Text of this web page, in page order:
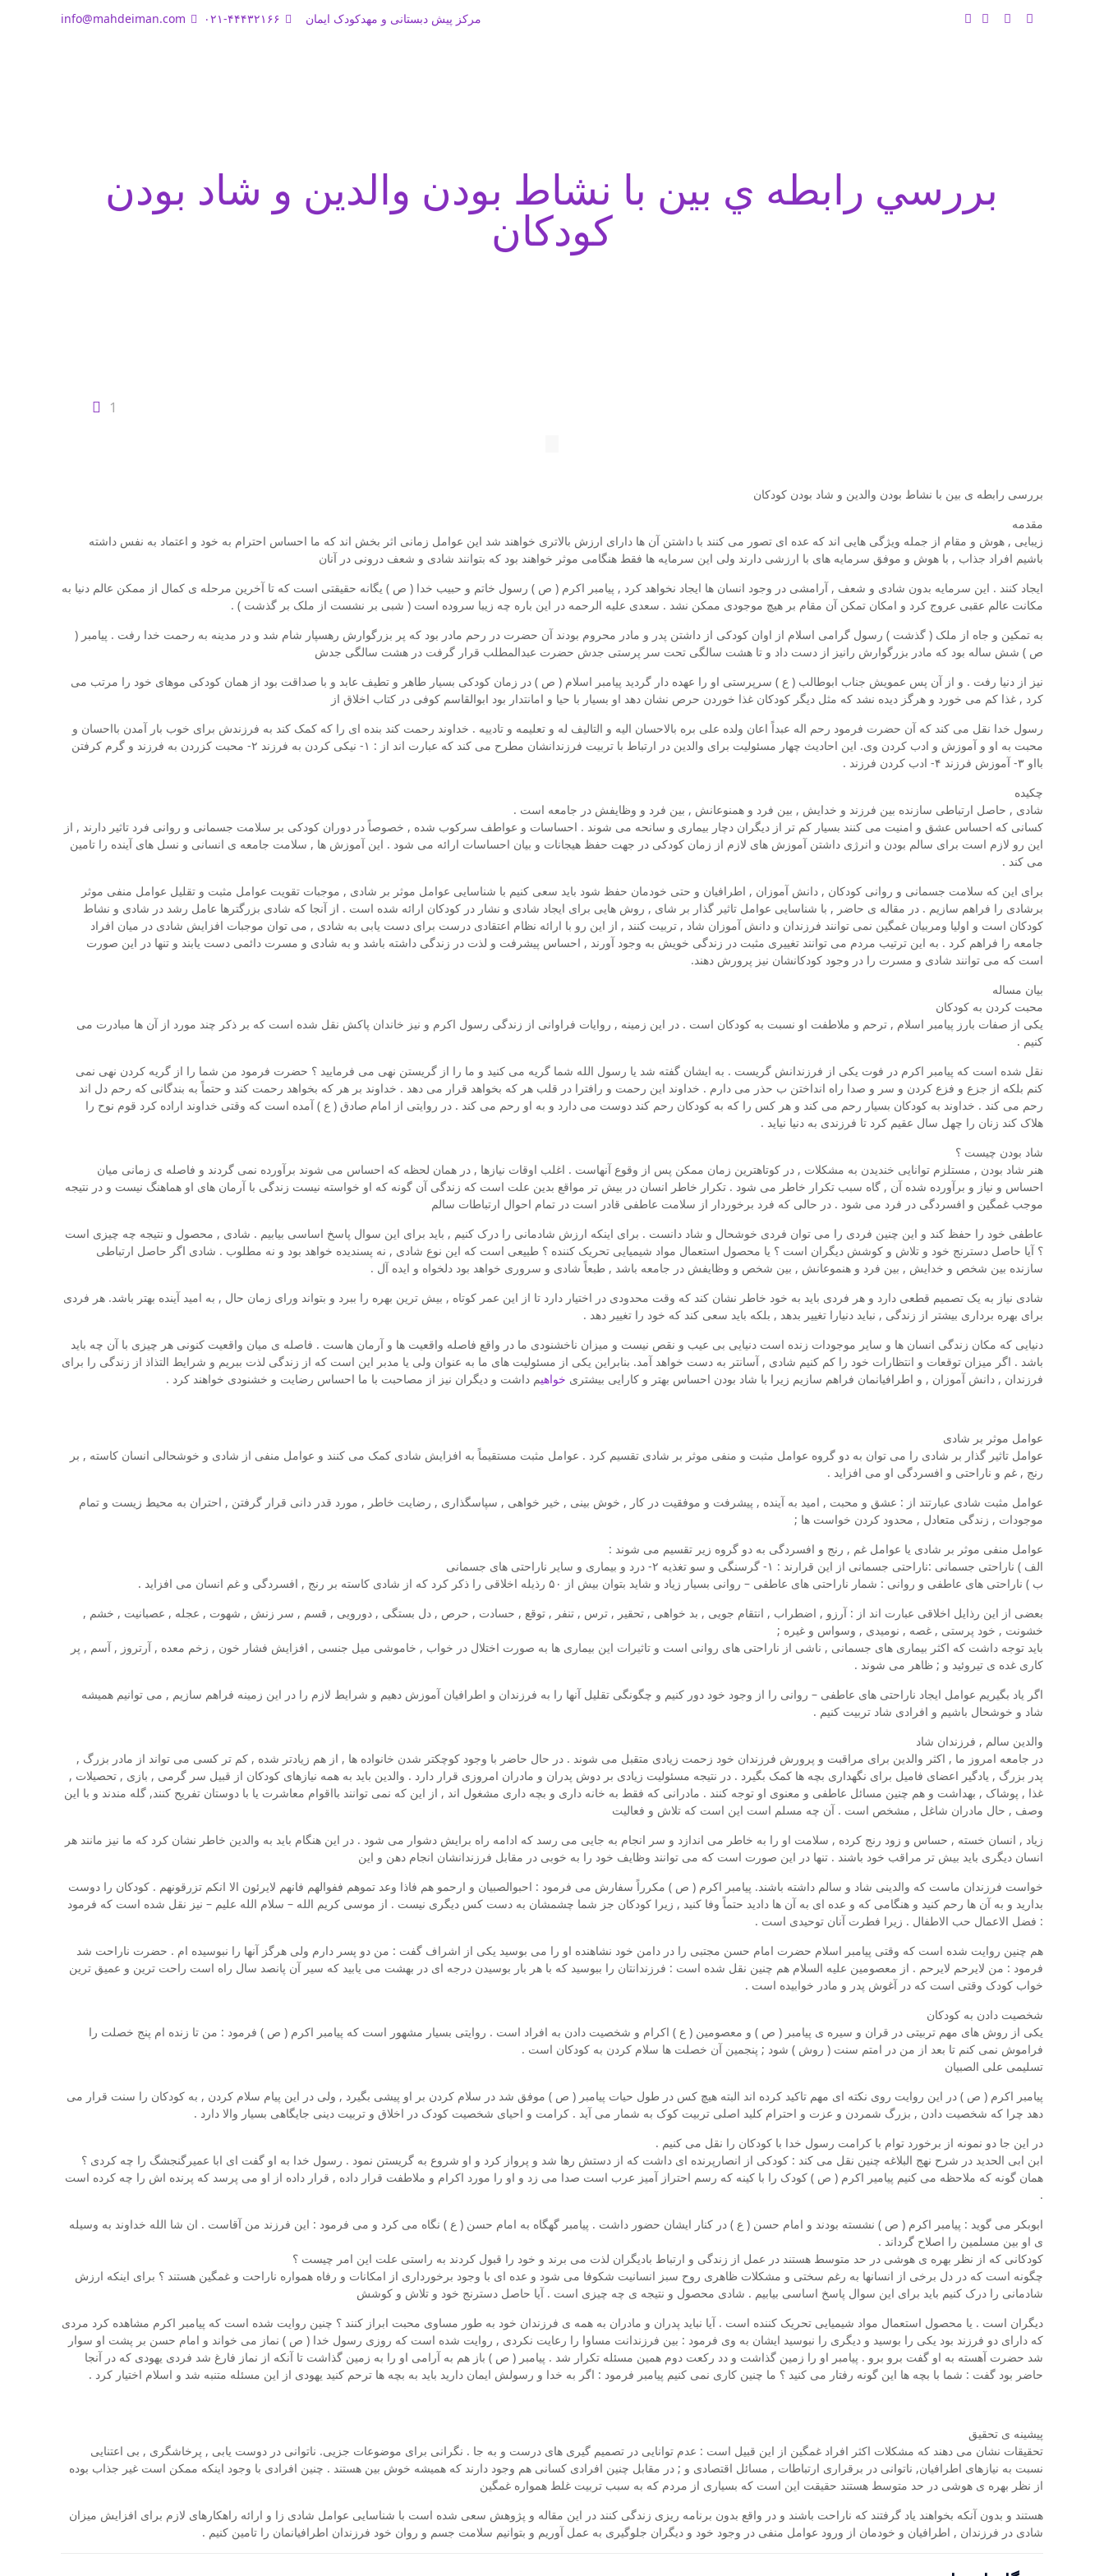
مرکز پیش دبستانی و مهدکودک ایمان ۰۲۱-۴۴۴۳۲۱۶۶ info@mahdeiman.com
بررسي رابطه ي بين با نشاط بودن والدين و شاد بودن
کودکان
1
بررسی رابطه ی بین با نشاط بودن والدین و شاد بودن کودکان
مقدمه
زیبایی , هوش و مقام از جمله ویژگی هایی اند که عده ای تصور می کنند با داشتن آن ها دارای ارزش بالاتری خواهند شد این عوامل زمانی اثر بخش اند که ما احساس احترام به خود و اعتماد به نفس داشته
باشیم افراد جذاب , با هوش و موفق سرمایه های با ارزشی دارند ولی این سرمایه ها فقط هنگامی موثر خواهند بود که بتوانند شادی و شعف درونی در آنان
ایجاد کنند . این سرمایه بدون شادی و شعف , آرامشی در وجود انسان ها ایجاد نخواهد کرد , پیامبر اکرم ( ص ) رسول خاتم و حبیب خدا ( ص ) یگانه حقیقتی است که تا آخرین مرحله ی کمال از ممکن عالم دنیا به
مکانت عالم عقبی عروج کرد و امکان تمکن آن مقام بر هیچ موجودی ممکن نشد . سعدی علیه الرحمه در این باره چه زیبا سروده است ( شبی بر نشست از ملک بر گذشت ) .
به تمکین و جاه از ملک ( گذشت ) رسول گرامی اسلام از اوان کودکی از داشتن پدر و مادر محروم بودند آن حضرت در رحم مادر بود که پر بزرگوارش رهسپار شام شد و در مدینه به رحمت خدا رفت . پیامبر (
ص ) شش ساله بود که مادر بزرگوارش رانیز از دست داد و تا هشت سالگی تحت سر پرستی جدش حضرت عبدالمطلب قرار گرفت در هشت سالگی جدش
نیز از دنیا رفت . و از آن پس عمویش جناب ابوطالب ( ع ) سرپرستی او را عهده دار گردید پیامبر اسلام ( ص ) در زمان کودکی بسیار طاهر و تطیف عابد و با صداقت بود از همان کودکی موهای خود را مرتب می
کرد , غذا کم می خورد و هرگز دیده نشد که مثل دیگر کودکان غذا خوردن حرص نشان دهد او بسیار با حیا و امانتدار بود ابوالقاسم کوفی در کتاب اخلاق از
رسول خدا نقل می کند که آن حضرت فرمود رحم اله عبداً اعان ولده علی بره بالاحسان الیه و التالیف له و تعلیمه و تادییه . خداوند رحمت کند بنده ای را که کمک کند به فرزندش برای خوب بار آمدن بااحسان و
محبت به او و آموزش و ادب کردن وی. این احادیث چهار مسئولیت برای والدین در ارتباط با تربیت فرزندانشان مطرح می کند که عبارت اند از : ۱- نیکی کردن به فرزند ۲- محبت کزردن به فرزند و گرم کرفتن
بااو ۳- آموزش فرزند ۴- ادب کردن فرزند .
چکیده
شادی , حاصل ارتباطی سازنده بین فرزند و خدایش , بین فرد و همنوعانش , بین فرد و وظایفش در جامعه است .
کسانی که احساس عشق و امنیت می کنند بسیار کم تر از دیگران دچار بیماری و سانحه می شوند . احساسات و عواطف سرکوب شده , خصوصاً در دوران کودکی بر سلامت جسمانی و روانی فرد تاثیر دارند , از
این رو لازم است برای سالم بودن و انرژی داشتن آموزش های لازم از زمان کودکی در جهت حفظ هیجانات و بیان احساسات ارائه می شود . این آموزش ها , سلامت جامعه ی انسانی و نسل های آینده را تامین
می کند .
برای این که سلامت جسمانی و روانی کودکان , دانش آموزان , اطرافیان و حتی خودمان حفظ شود باید سعی کنیم با شناسایی عوامل موثر بر شادی , موجبات تقویت عوامل مثبت و تقلیل عوامل منفی موثر
برشادی را فراهم سازیم . در مقاله ی حاضر , با شناسایی عوامل تاثیر گذار بر شای , روش هایی برای ایجاد شادی و نشار در کودکان ارائه شده است . از آنجا که شادی بزرگترها عامل رشد در شادی و نشاط
کودکان است و اولیا ومربیان غمگین نمی توانند فرزندان و دانش آموزان شاد , تربیت کنند , از این رو با ارائه نظام اعتقادی درست برای دست یابی به شادی , می توان موجبات افزایش شادی در میان افراد
جامعه را فراهم کرد . به این ترتیب مردم می توانند تغییری مثبت در زندگی خویش به وجود آورند , احساس پیشرفت و لذت در زندگی داشته باشد و به شادی و مسرت دائمی دست یابند و تنها در این صورت
است که می توانند شادی و مسرت را در وجود کودکانشان نیز پرورش دهند.
بیان مساله
محبت کردن به کودکان
یکی از صفات بارز پیامبر اسلام , ترحم و ملاطفت او نسبت به کودکان است . در این زمینه , روایات فراوانی از زندگی رسول اکرم و نیز خاندان پاکش نقل شده است که بر ذکر چند مورد از آن ها مبادرت می
کنیم .
نقل شده است که پیامبر اکرم در فوت یکی از فرزندانش گریست . به ایشان گفته شد یا رسول الله شما گریه می کنید و ما را از گریستن نهی می فرمایید ؟ حضرت فرمود من شما را از گریه کردن نهی نمی
کنم بلکه از جزع و فزع کردن و سر و صدا راه انداختن ب حذر می دارم . خداوند این رحمت و رافترا در قلب هر که بخواهد قرار می دهد . خداوند بر هر که بخواهد رحمت کند و حتماً به بندگانی که رحم دل اند
رحم می کند . خداوند به کودکان بسیار رحم می کند و هر کس را که به کودکان رحم کند دوست می دارد و به او رحم می کند . در روایتی از امام صادق ( ع ) آمده است که وقتی خداوند اراده کرد قوم نوح را
هلاک کند زنان را چهل سال عقیم کرد تا فرزندی به دنیا نیاید .
شاد بودن چیست ؟
هنر شاد بودن , مستلزم توانایی خندیدن به مشکلات , در کوتاهترین زمان ممکن پس از وقوع آنهاست . اغلب اوقات نیازها , در همان لحظه که احساس می شوند برآورده نمی گردند و فاصله ی زمانی میان
احساس و نیاز و برآورده شده آن , گاه سبب تکرار خاطر می شود . تکرار خاطر انسان در بیش تر مواقع بدین علت است که زندگی آن گونه که او خواسته نیست زندگی با آرمان های او هماهنگ نیست و در نتیجه
موجب غمگین و افسردگی در فرد می شود . در حالی که فرد برخوردار از سلامت عاطفی قادر است در تمام احوال ارتباطات سالم
عاطفی خود را حفظ کند و این چنین فردی را می توان فردی خوشحال و شاد دانست . برای اینکه ارزش شادمانی را درک کنیم , باید برای این سوال پاسخ اساسی بیابیم . شادی , محصول و نتیجه چه چیزی است
؟ آیا حاصل دسترنج خود و تلاش و کوشش دیگران است ؟ یا محصول استعمال مواد شیمیایی تحریک کننده ؟ طبیعی است که این نوع شادی , نه پسندیده خواهد بود و نه مطلوب . شادی اگر حاصل ارتباطی
سازنده بین شخص و خدایش , بین فرد و هنموعانش , بین شخص و وظایفش در جامعه باشد , طبعاً شادی و سروری خواهد بود دلخواه و ایده آل .
شادی نیاز به یک تصمیم قطعی دارد و هر فردی باید به خود خاطر نشان کند که وقت محدودی در اختیار دارد تا از این عمر کوتاه , بیش ترین بهره را ببرد و بتواند ورای زمان حال , به امید آینده بهتر باشد. هر فردی
برای بهره برداری بیشتر از زندگی , نباید دنیارا تغییر بدهد , بلکه باید سعی کند که خود را تغییر دهد .
دنیایی که مکان زندگی انسان ها و سایر موجودات زنده است دنیایی بی عیب و نقص نیست و میزان ناخشنودی ما در واقع فاصله واقعیت ها و آرمان هاست . فاصله ی میان واقعیت کنونی هر چیزی با آن چه باید
باشد . اگر میزان توقعات و انتظارات خود را کم کنیم شادی , آسانتر به دست خواهد آمد. بنابراین یکی از مسئولیت های ما به عنوان ولی یا مدبر این است که از زندگی لذت ببریم و شرایط التذاذ از زندگی را برای
فرزندان , دانش آموزان , و اطرافیانمان فراهم سازیم زیرا با شاد بودن احساس بهتر و کارایی بیشتری خواهیم داشت و دیگران نیز از مصاحبت با ما احساس رضایت و خشنودی خواهند کرد .
عوامل موثر بر شادی
عوامل تاثیر گذار بر شادی را می توان به دو گروه عوامل مثبت و منفی موثر بر شادی تقسیم کرد . عوامل مثبت مستقیماً به افزایش شادی کمک می کنند و عوامل منفی از شادی و خوشحالی انسان کاسته , بر
رنج , غم و ناراحتی و افسردگی او می افزاید .
عوامل مثبت شادی عبارتند از : عشق و محبت , امید به آینده , پیشرفت و موفقیت در کار , خوش بینی , خیر خواهی , سپاسگذاری , رضایت خاطر , مورد قدر دانی قرار گرفتن , احتران به محیط زیست و تمام
موجودات , زندگی متعادل , محدود کردن خواست ها ;
عوامل منفی موثر بر شادی یا عوامل غم , رنج و افسردگی به دو گروه زیر تقسیم می شوند :
الف ) ناراحتی جسمانی :ناراحتی جسمانی از این قرارند : ۱- گرسنگی و سو تغذیه ۲- درد و بیماری و سایر ناراحتی های جسمانی
ب ) ناراحتی های عاطفی و روانی : شمار ناراحتی های عاطفی – روانی بسیار زیاد و شاید بتوان بیش از ۵۰ رذیله اخلاقی را ذکر کرد که از شادی کاسته بر رنج , افسردگی و غم انسان می افزاید .
بعضی از این رذایل اخلاقی عبارت اند از : آرزو , اضطراب , انتقام جویی , بد خواهی , تحقیر , ترس , تنفر , توقع , حسادت , حرص , دل بستگی , دورویی , قسم , سر زنش , شهوت , عجله , عصبانیت , خشم ,
خشونت , خود پرستی , غصه , نومیدی , وسواس و غیره ;
باید توجه داشت که اکثر بیماری های جسمانی , ناشی از ناراحتی های روانی است و تاثیرات این بیماری ها به صورت اختلال در خواب , خاموشی میل جنسی , افزایش فشار خون , زخم معده , آرتروز , آسم , پر
کاری غده ی تیروئید و ; ظاهر می شوند .
اگر یاد بگیریم عوامل ایجاد ناراحتی های عاطفی – روانی را از وجود خود دور کنیم و چگونگی تقلیل آنها را به فرزندان و اطرافیان آموزش دهیم و شرایط لازم را در این زمینه فراهم سازیم , می توانیم همیشه
شاد و خوشحال باشیم و افرادی شاد تربیت کنیم .
والدین سالم , فرزندان شاد
در جامعه امروز ما , اکثر والدین برای مراقبت و پرورش فرزندان خود زحمت زیادی متقبل می شوند . در حال حاضر با وجود کوچکتر شدن خانواده ها , از هم زیادتر شده , کم تر کسی می تواند از مادر بزرگ ,
پدر بزرگ , یادگیر اعضای فامیل برای نگهداری بچه ها کمک بگیرد . در نتیجه مسئولیت زیادی بر دوش پدران و مادران امروزی قرار دارد . والدین باید به همه نیازهای کودکان از قبیل سر گرمی , بازی , تحصیلات ,
غذا , پوشاک , بهداشت و هم چنین مسائل عاطفی و معنوی او توجه کنند . مادرانی که فقط به خانه داری و بچه داری مشغول اند , از این که نمی توانند بااقوام معاشرت یا با دوستان تفریح کنند, گله مندند و با این
وصف , حال مادران شاغل , مشخص است . آن چه مسلم است این است که تلاش و فعالیت
زیاد , انسان خسته , حساس و زود رنج کرده , سلامت او را به خاطر می اندازد و سر انجام به جایی می رسد که ادامه راه برایش دشوار می شود . در این هنگام باید به والدین خاطر نشان کرد که ما نیز مانند هر
انسان دیگری باید بیش تر مراقب خود باشند . تنها در این صورت است که می توانند وظایف خود را به خوبی در مقابل فرزندانشان انجام دهن و این
خواست فرزندان ماست که والدینی شاد و سالم داشته باشند. پیامبر اکرم ( ص ) مکرراً سفارش می فرمود : احبوالصبیان و ارحمو هم فاذا وعد تموهم ففوالهم فانهم لایرئون الا انکم تزرقونهم . کودکان را دوست
بدارید و به آن ها رحم کنید و هنگامی که و عده ای به آن ها دادید حتماً وفا کنید , زیرا کودکان جز شما چشمشان به دست کس دیگری نیست . از موسی کریم الله – سلام الله علیم – نیز نقل شده است که فرمود
: فضل الاعمال حب الاطفال . زیرا فطرت آنان توحیدی است .
هم چنین روایت شده است که وقتی پیامبر اسلام حضرت امام حسن مجتبی را در دامن خود نشاهنده او را می بوسید یکی از اشراف گفت : من دو پسر دارم ولی هرگز آنها را نبوسیده ام . حضرت ناراحت شد
فرمود : من لایرحم لایرحم . از معصومین علیه السلام هم چنین نقل شده است : فرزندانتان را ببوسید که با هر بار بوسیدن درجه ای در بهشت می یابید که سیر آن پانصد سال راه است راحت ترین و عمیق ترین
خواب کودک وقتی است که در آغوش پدر و مادر خوابیده است .
شخصیت دادن به کودکان
یکی از روش های مهم تربیتی در قران و سیره ی پیامبر ( ص ) و معصومین ( ع ) اکرام و شخصیت دادن به افراد است . روایتی بسیار مشهور است که پیامبر اکرم ( ص ) فرمود : من تا زنده ام پنج خصلت را
فراموش نمی کنم تا بعد از من در امتم سنت ( روش ) شود ; پنجمین آن خصلت ها سلام کردن به کودکان است .
تسلیمی علی الصبیان
پیامبر اکرم ( ص ) در این روایت روی نکته ای مهم تاکید کرده اند البته هیچ کس در طول حیات پیامبر ( ص ) موفق شد در سلام کردن بر او پیشی بگیرد , ولی در این پیام سلام کردن , به کودکان را سنت قرار می
دهد چرا که شخصیت دادن , بزرگ شمردن و عزت و احترام کلید اصلی تربیت کوک به شمار می آید . کرامت و احیای شخصیت کودک در اخلاق و تربیت دینی جایگاهی بسیار والا دارد .
در این جا دو نمونه از برخورد توام با کرامت رسول خدا با کودکان را نقل می کنیم .
ابن ابی الحدید در شرح نهج البلاغه چنین نقل می کند : کودکی از انصارپرنده ای داشت که از دستش رها شد و پرواز کرد و او شروع به گریستن نمود . رسول خدا به او گفت ای ابا عمیرگنجشگ را چه کردی ؟
همان گونه که ملاحظه می کنیم پیامیر اکرم ( ص ) کودک را با کینه که رسم احتراز آمیز عرب است صدا می زد و او را مورد اکرام و ملاطفت قرار داده , قرار داده از او می پرسد که پرنده اش را چه کرده است
.
ابوبکر می گوید : پیامبر اکرم ( ص ) نشسته بودند و امام حسن ( ع ) در کنار ایشان حضور داشت . پیامبر گهگاه به امام حسن ( ع ) نگاه می کرد و می فرمود : این فرزند من آقاست . ان شا الله خداوند به وسیله
ی او بین مسلمین را اصلاح گرداند .
کودکانی که از نظر بهره ی هوشی در حد متوسط هستند در عمل از زندگی و ارتباط بادیگران لذت می برند و خود را قبول کردند به راستی علت این امر چیست ؟
چگونه است که در دل برخی از انسانها به رغم سختی و مشکلات ظاهری روح سبز انسانیت شکوفا می شود و عده ای با وجود برخورداری از امکانات و رفاه همواره ناراحت و غمگین هستند ؟ برای اینکه ارزش
شادمانی را درک کنیم باید برای این سوال پاسخ اساسی بیابیم . شادی محصول و نتیجه ی چه چیزی است . آیا حاصل دسترنج خود و تلاش و کوشش
دیگران است . یا محصول استعمال مواد شیمیایی تحریک کننده است . آیا نباید پدران و مادران به همه ی فرزندان خود به طور مساوی محبت ابراز کنند ؟ چنین روایت شده است که پیامبر اکرم مشاهده کرد مردی
که دارای دو فرزند بود یکی را بوسید و دیگری را نبوسید ایشان به وی فرمود : بین فرزندانت مساوا را رعایت نکردی , روایت شده است که روزی رسول خدا ( ص ) نماز می خواند و امام حسن بر پشت او سوار
شد حضرت آهسته به او گفت برو برو . پیامبر او را زمین گذاشت و دد رکعت دوم همین مسئله تکرار شد . پیامبر ( ص ) باز هم به آرامی او را به زمین گذاشت تا آنکه از نماز فارغ شد فردی یهودی که در آنجا
حاضر بود گفت : شما با بچه ها این گونه رفتار می کنید ؟ ما چنین کاری نمی کنیم پیامبر فرمود : اگر به خدا و رسولش ایمان دارید باید به بچه ها ترحم کنید یهودی از این مسئله متنبه شد و اسلام اختیار کرد .
پیشینه ی تحقیق
تحقیقات نشان می دهند که مشکلات اکثر افراد غمگین از این قبیل است : عدم توانایی در تصمیم گیری های درست و به جا . نگرانی برای موضوعات جزیی. ناتوانی در دوست یابی , پرخاشگری , بی اعتنایی
نسبت به نیازهای اطرافیان, ناتوانی در برقراری ارتباطات , مسائل اقتصادی و ; در مقابل چنین افرادی کسانی هم وجود دارند که همیشه خوش بین هستند . چنین افرادی با وجود اینکه ممکن است غیر جذاب بوده
از نظر بهره ی هوشی در حد متوسط هستند حقیقت این است که بسیاری از مردم که به سبب تربیت غلط همواره غمگین
هستند و بدون آنکه بخواهند یاد گرفتند که ناراحت باشند و در واقع بدون برنامه ریزی زندگی کنند در این مقاله و پژوهش سعی شده است با شناسایی عوامل شادی زا و ارائه راهکارهای لازم برای افزایش میزان
شادی در فرزندان , اطرافیان و خودمان از ورود عوامل منفی در وجود خود و دیگران جلوگیری به عمل آوریم و بتوانیم سلامت جسم و روان خود فرزندان اطرافیانمان را تامین کنیم .